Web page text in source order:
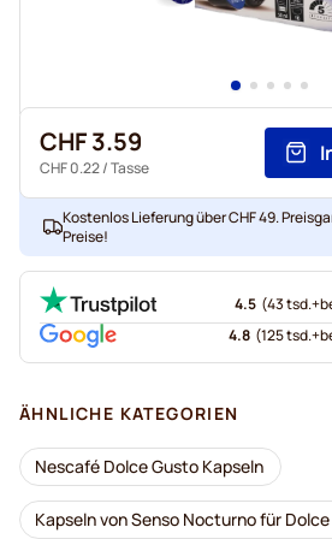
CHF 3.59
CHF 0.22/ Tasse
Kostenlos Lieferung über CHF 49.
Preise!
4.5 (43 tsd.+
4.8 (125 tsd.+
ÄHNLICHE KATEGORIEN
Nescafé Dolce Gusto Kapseln
Kapseln von Senso Nocturno für